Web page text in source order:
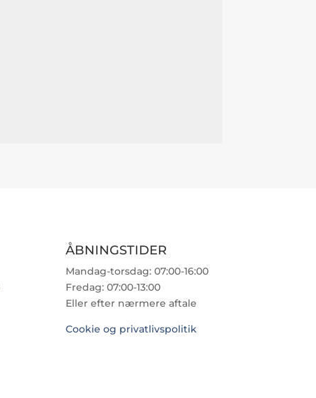
ÅBNINGSTIDER
Mandag-torsdag: 07:00-16:00
Fredag: 07:00-13:00
Eller efter nærmere aftale
Cookie og privatlivspolitik